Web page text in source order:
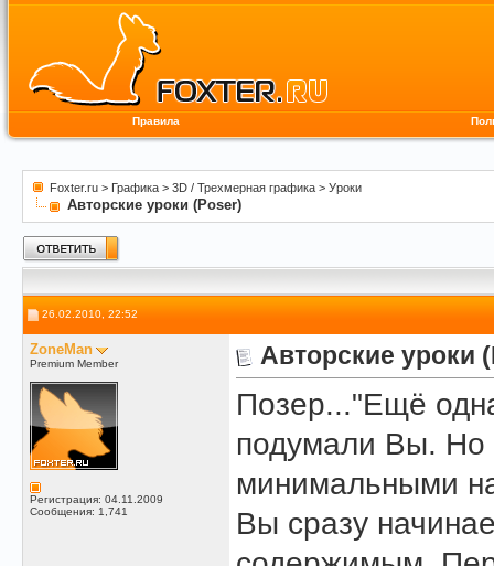
Правила
Foxter.ru > Графика > 3D / Трехмерная графика > Уроки
Авторские уроки (Poser)
26.02.2010, 22:52
ZoneMan
Premium Member
Регистрация: 04.11.2009
Сообщения: 1,741
Авторские уроки
Позер..."Ещё
подумали Вы. Но
минимальными
Вы сразу